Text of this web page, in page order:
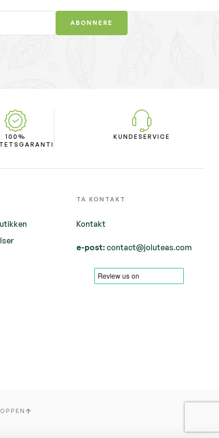
ABONNERE
100%
KUNDESERVICE
TA KONTAKT
Kontakt
e-post: contact@joluteas.com